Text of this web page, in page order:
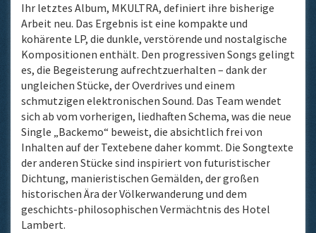
Ihr letztes Album, MKULTRA, definiert ihre bisherige
Arbeit neu. Das Ergebnis ist eine kompakte und
kohärente LP, die dunkle, verstörende und nostalgische
Kompositionen enthält. Den progressiven Songs gelingt
es, die Begeisterung aufrechtzuerhalten – dank der
ungleichen Stücke, der Overdrives und einem
schmutzigen elektronischen Sound. Das Team wendet
sich ab vom vorherigen, liedhaften Schema, was die neue
Single „Backemo“ beweist, die absichtlich frei von
Inhalten auf der Textebene daher kommt. Die Songtexte
der anderen Stücke sind inspiriert von futuristischer
Dichtung, manieristischen Gemälden, der großen
historischen Ära der Völkerwanderung und dem
geschichts-philosophischen Vermächtnis des Hotel
Lambert.